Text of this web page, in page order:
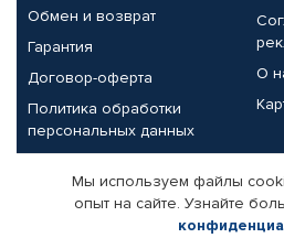
Обмен и возврат
Гарантия
Договор-оферта
Политика обработки
персональных данных
О
Партнерам
Корпоративным клиентам
Мы используем файлы
опыт на сайте. Узнайте